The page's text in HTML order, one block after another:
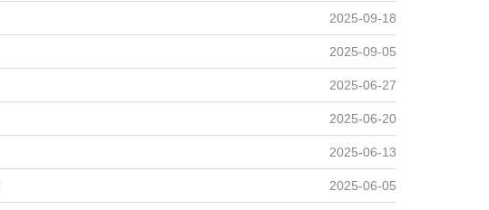
2025-09-18
2025-09-05
2025-06-27
2025-06-20
2025-06-13
2025-06-05